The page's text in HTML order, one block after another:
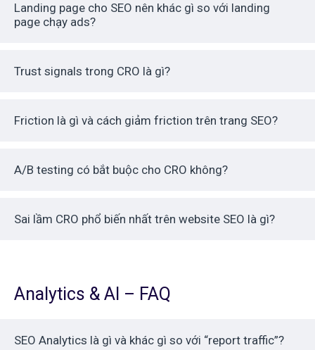
Landing page cho SEO nên khác gì so với landing
page chạy ads?
Trust signals trong CRO là gì?
Friction là gì và cách giảm friction trên trang SEO?
A/B testing có bắt buộc cho CRO không?
Sai lầm CRO phổ biến nhất trên website SEO là gì?
Analytics & AI – FAQ
SEO Analytics là gì và khác gì so với “report traffic”?